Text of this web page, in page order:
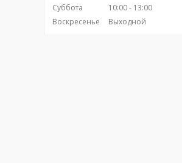
Суббота
10:00
13:00
Воскресенье
Выходной